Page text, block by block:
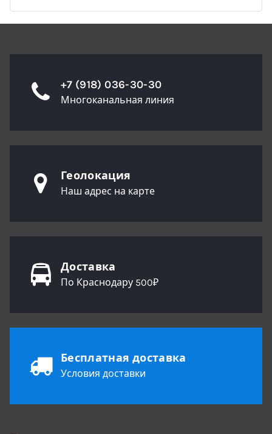
+7 (918) 036-30-30
Многоканальная линия
Геолокация
Наш адрес на карте
Доставка
По Краснодару 500₽
Бесплатная доставка
Условия доставки